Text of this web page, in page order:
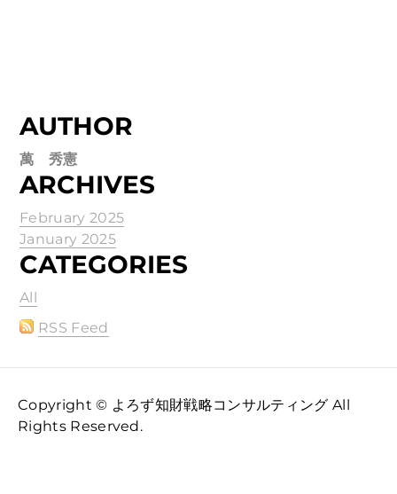
AUTHOR
萬 秀憲
ARCHIVES
February 2025
January 2025
CATEGORIES
All
RSS Feed
Copyright © よろず知財戦略コンサルティング All
Rights Reserved.